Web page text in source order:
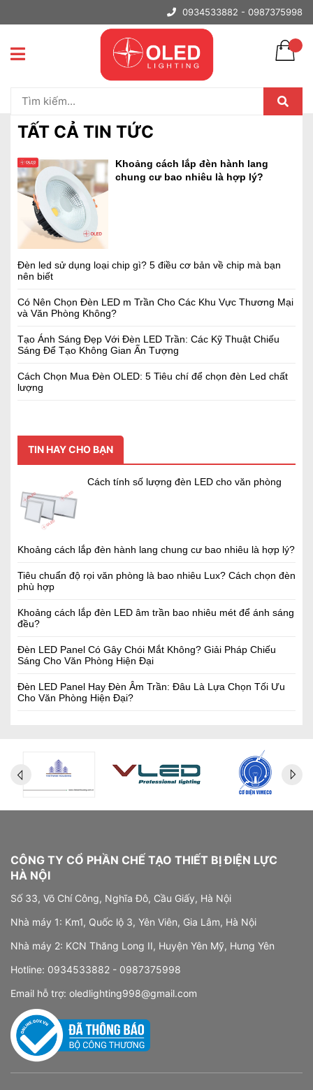
0934533882 - 0987375998
Trang chủ
TẤT CẢ TIN TỨC
Khoảng cách lắp đèn hành lang
chung cư bao nhiêu là hợp lý?
Đèn led sử dụng loại chip gì? 5 điều cơ bản về chip mà bạn
nên biết
Có Nên Chọn Đèn LED m Trần Cho Các Khu Vực Thương Mại
và Văn Phòng Không?
Tạo Ánh Sáng Đẹp Với Đèn LED Trần: Các Kỹ Thuật Chiếu
Sáng Để Tạo Không Gian Ấn Tượng
Cách Chọn Mua Đèn OLED: 5 Tiêu chí để chọn đèn Led chất
lượng
TIN HAY CHO BẠN
Cách tính số lượng đèn LED cho văn phòng
Khoảng cách lắp đèn hành lang chung cư bao nhiêu là hợp lý?
Tiêu chuẩn độ rọi văn phòng là bao nhiêu Lux? Cách chọn đèn
phù hợp
Khoảng cách lắp đèn LED âm trần bao nhiêu mét để ánh sáng
đều?
Đèn LED Panel Có Gây Chói Mắt Không? Giải Pháp Chiếu
Sáng Cho Văn Phòng Hiện Đại
Đèn LED Panel Hay Đèn Âm Trần: Đâu Là Lựa Chọn Tối Ưu
Cho Văn Phòng Hiện Đại?
CÔNG TY CỔ PHẦN CHẾ TẠO THIẾT BỊ ĐIỆN LỰC
HÀ NỘI
Số 33, Võ Chí Công, Nghĩa Đô, Cầu Giấy, Hà Nội
Nhà máy 1: Km1, Quốc lộ 3, Yên Viên, Gia Lâm, Hà Nội
Nhà máy 2: KCN Thăng Long II, Huyện Yên Mỹ, Hưng Yên
Hotline: 0934533882 - 0987375998
Email hỗ trợ: oledlighting998@gmail.com